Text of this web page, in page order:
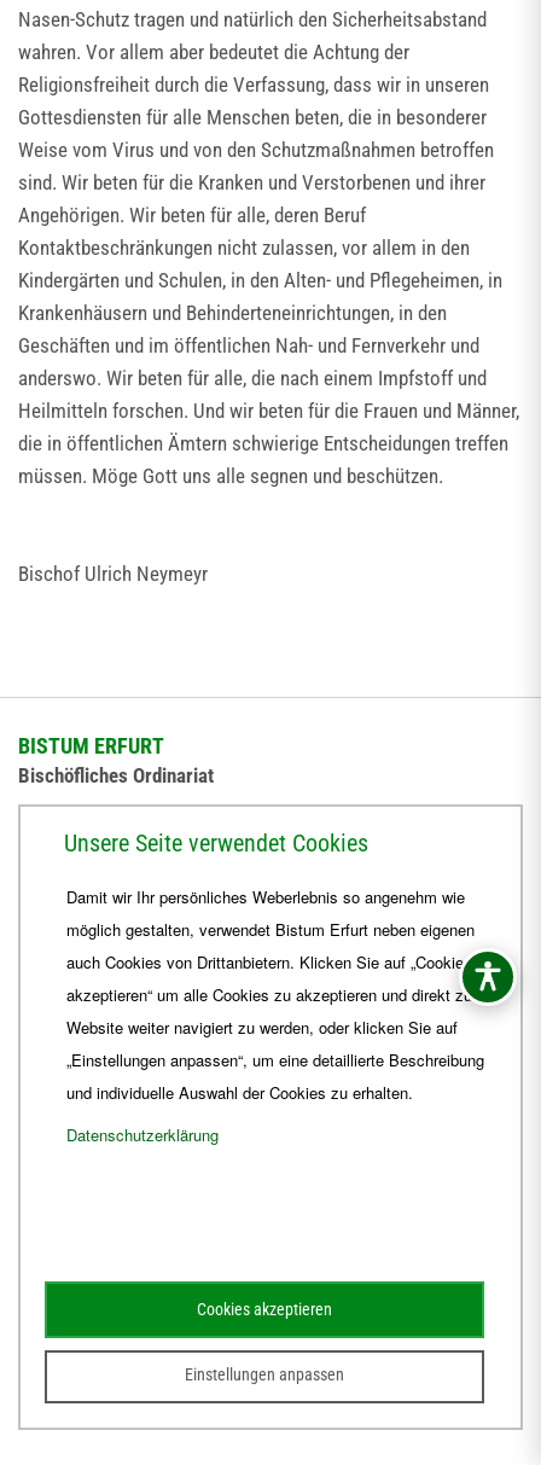
Nasen-Schutz tragen und natürlich den Sicherheitsabstand
wahren. Vor allem aber bedeutet die Achtung der
Religionsfreiheit durch die Verfassung, dass wir in unseren
Gottesdiensten für alle Menschen beten, die in besonderer
Weise vom Virus und von den Schutzmaßnahmen betroffen
sind. Wir beten für die Kranken und Verstorbenen und ihrer
Angehörigen. Wir beten für alle, deren Beruf
Kontaktbeschränkungen nicht zulassen, vor allem in den
Kindergärten und Schulen, in den Alten- und Pflegeheimen, in
Krankenhäusern und Behinderteneinrichtungen, in den
Geschäften und im öffentlichen Nah- und Fernverkehr und
anderswo. Wir beten für alle, die nach einem Impfstoff und
Heilmitteln forschen. Und wir beten für die Frauen und Männer,
die in öffentlichen Ämtern schwierige Entscheidungen treffen
müssen. Möge Gott uns alle segnen und beschützen.
Bischof Ulrich Neymeyr
BISTUM ERFURT
Bischöfliches Ordinariat
+49 361 6572-444
ordinariat Bistum-Erfurt.de
Schematismus Amtsblatt
© 2026Webdesign für Jena von der DATA HORIZON Digitalagentur
Unsere Seite verwendet Cookies
Damit wir Ihr persönliches Weberlebnis so angenehm wie
möglich gestalten, verwendet Bistum Erfurt neben eigenen
auch Cookies von Drittanbietern. Klicken Sie auf „Cookies
akzeptieren“ um alle Cookies zu akzeptieren und direkt zur
Website weiter navigiert zu werden, oder klicken Sie auf
„Einstellungen anpassen“, um eine detaillierte Beschreibung
und individuelle Auswahl der Cookies zu erhalten.
Datenschutzerklärung
Einstellungen anpassen
Cookies akzeptieren